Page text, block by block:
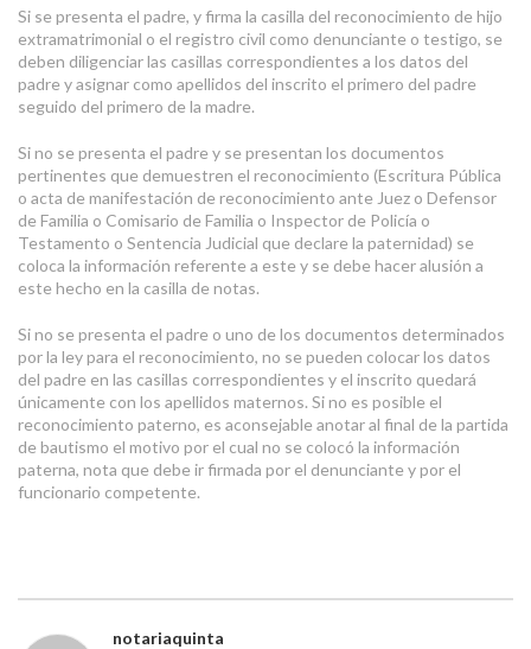
Si se presenta el padre, y firma la casilla del reconocimiento de hijo
extramatrimonial o el registro civil como denunciante o testigo, se
deben diligenciar las casillas correspondientes a los datos del
padre y asignar como apellidos del inscrito el primero del padre
seguido del primero de la madre.
Si no se presenta el padre y se presentan los documentos
pertinentes que demuestren el reconocimiento (Escritura Pública
o acta de manifestación de reconocimiento ante Juez o Defensor
de Familia o Comisario de Familia o Inspector de Policía o
Testamento o Sentencia Judicial que declare la paternidad) se
coloca la información referente a este y se debe hacer alusión a
este hecho en la casilla de notas.
Si no se presenta el padre o uno de los documentos determinados
por la ley para el reconocimiento, no se pueden colocar los datos
del padre en las casillas correspondientes y el inscrito quedará
únicamente con los apellidos maternos. Si no es posible el
reconocimiento paterno, es aconsejable anotar al final de la partida
de bautismo el motivo por el cual no se colocó la información
paterna, nota que debe ir firmada por el denunciante y por el
funcionario competente.
notariaquinta